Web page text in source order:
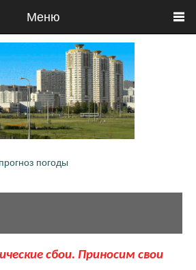
Меню
погоды
сбои. Приносим свои